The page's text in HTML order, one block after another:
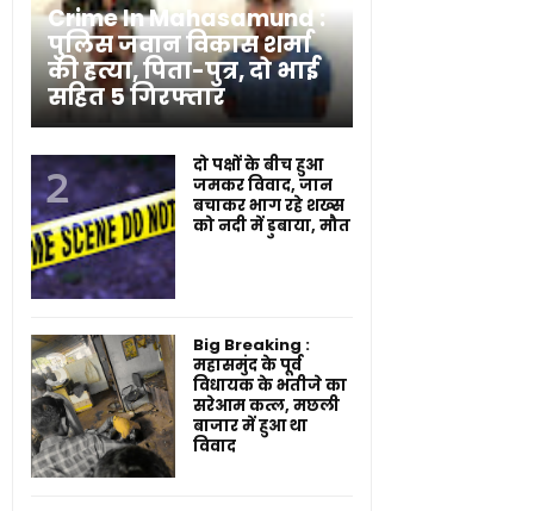
Crime In Mahasamund :
पुलिस जवान विकास शर्मा
की हत्या, पिता-पुत्र, दो भाई
सहित 5 गिरफ्तार
दो पक्षों के बीच हुआ
जमकर विवाद, जान
बचाकर भाग रहे शख्स
को नदी में डुबाया, मौत
Big Breaking :
महासमुंद के पूर्व
विधायक के भतीजे का
सरेआम कत्ल, मछली
बाजार में हुआ था
विवाद